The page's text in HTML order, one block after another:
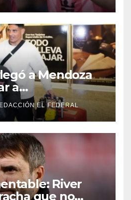
a Mendoza
a
Rivadavia
EL FEDERAL
River
que no